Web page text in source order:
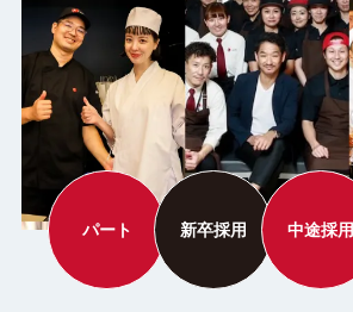
パート 新卒採用 中途採用